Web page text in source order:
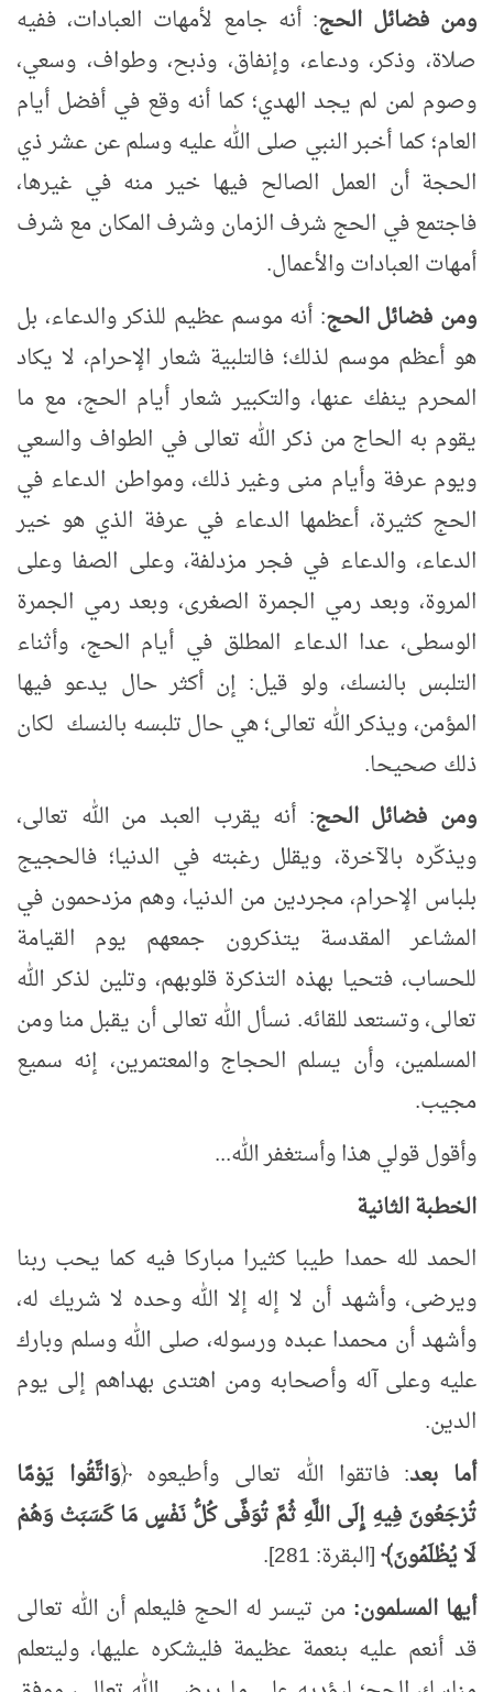
ومن فضائل الحج: أنه جامع لأمهات العبادات، ففيه
صلاة، وذكر، ودعاء، وإنفاق، وذبح، وطواف، وسعي،
وصوم لمن لم يجد الهدي؛ كما أنه وقع في أفضل أيام
العام؛ كما أخبر النبي صلى الله عليه وسلم عن عشر ذي
الحجة أن العمل الصالح فيها خير منه في غيرها،
فاجتمع في الحج شرف الزمان وشرف المكان مع شرف
أمهات العبادات والأعمال.
ومن فضائل الحج: أنه موسم عظيم للذكر والدعاء، بل
هو أعظم موسم لذلك؛ فالتلبية شعار الإحرام، لا يكاد
المحرم ينفك عنها، والتكبير شعار أيام الحج، مع ما
يقوم به الحاج من ذكر الله تعالى في الطواف والسعي
ويوم عرفة وأيام منى وغير ذلك، ومواطن الدعاء في
الحج كثيرة، أعظمها الدعاء في عرفة الذي هو خير
الدعاء، والدعاء في فجر مزدلفة، وعلى الصفا وعلى
المروة، وبعد رمي الجمرة الصغرى، وبعد رمي الجمرة
الوسطى، عدا الدعاء المطلق في أيام الحج، وأثناء
التلبس بالنسك، ولو قيل: إن أكثر حال يدعو فيها
المؤمن، ويذكر الله تعالى؛ هي حال تلبسه بالنسك لكان
ذلك صحيحا.
ومن فضائل الحج: أنه يقرب العبد من الله تعالى،
ويذكّره بالآخرة، ويقلل رغبته في الدنيا؛ فالحجيج
بلباس الإحرام، مجردين من الدنيا، وهم مزدحمون في
المشاعر المقدسة يتذكرون جمعهم يوم القيامة
للحساب، فتحيا بهذه التذكرة قلوبهم، وتلين لذكر الله
تعالى، وتستعد للقائه. نسأل الله تعالى أن يقبل منا ومن
المسلمين، وأن يسلم الحجاج والمعتمرين، إنه سميع
مجيب.
وأقول قولي هذا وأستغفر الله...
الخطبة الثانية
الحمد لله حمدا طيبا كثيرا مباركا فيه كما يحب ربنا
ويرضى، وأشهد أن لا إله إلا الله وحده لا شريك له،
وأشهد أن محمدا عبده ورسوله، صلى الله وسلم وبارك
عليه وعلى آله وأصحابه ومن اهتدى بهداهم إلى يوم
الدين.
أما بعد: فاتقوا الله تعالى وأطيعوه ﴿وَاتَّقُوا يَوْمًا
تُرْجَعُونَ فِيهِ إِلَى اللَّهِ ثُمَّ تُوَفَّى كُلُّ نَفْسٍ مَا كَسَبَتْ وَهُمْ
لَا يُظْلَمُونَ﴾[البقرة: 281].
أيها المسلمون: من تيسر له الحج فليعلم أن الله تعالى
قد أنعم عليه بنعمة عظيمة فليشكره عليها، وليتعلم